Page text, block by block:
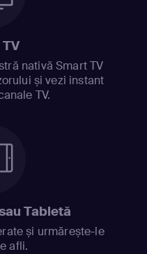
nativă Smart TV
și vezi instant
TV.
Tabletă
și urmărește-le
afli.